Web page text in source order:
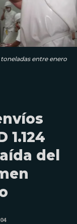
entre enero
1.124
del